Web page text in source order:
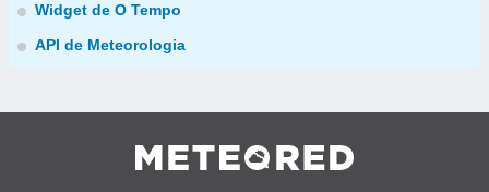
Widget de O Tempo
API de Meteorologia